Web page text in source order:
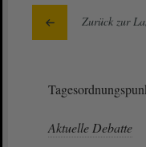
Zurück zur
Aktuelle Debatte